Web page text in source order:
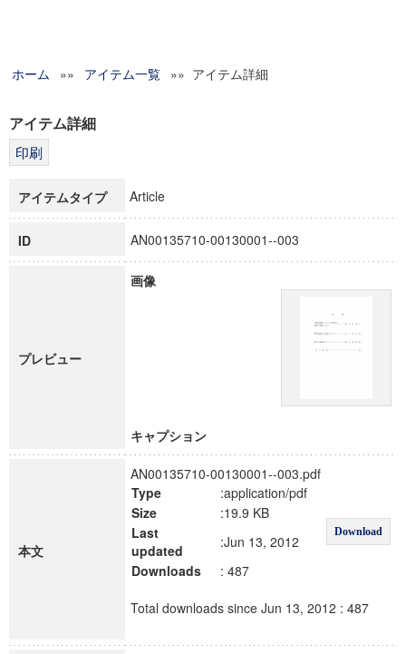
グローバルリサーチインスティテュート
科学研究費補助金研究成果報告書
博士課程教育リーディングプログラム「超成熟社会発展のサ
ホーム »» アイテム一覧 »» アイテム詳細
アイテム詳細
アイテムタイプ Article
ID AN00135710-00130001--003
プレビュー
画像
キャプション
本文
AN00135710-00130001--003.pdf
Type
:application/pdf
Download
Size
:19.9 KB
Last
updated
:Jun 13, 2012
Downloads
: 487
Total downloads since Jun 13, 2012 : 487